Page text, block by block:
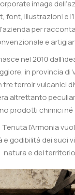
image
font, illustrazioni e
per
e
nel 2010
in provincia di
tre terroir vulcanici
altrettanto
prodotti chimici né
l’Armonia
e godibilità dei suoi
natura e del